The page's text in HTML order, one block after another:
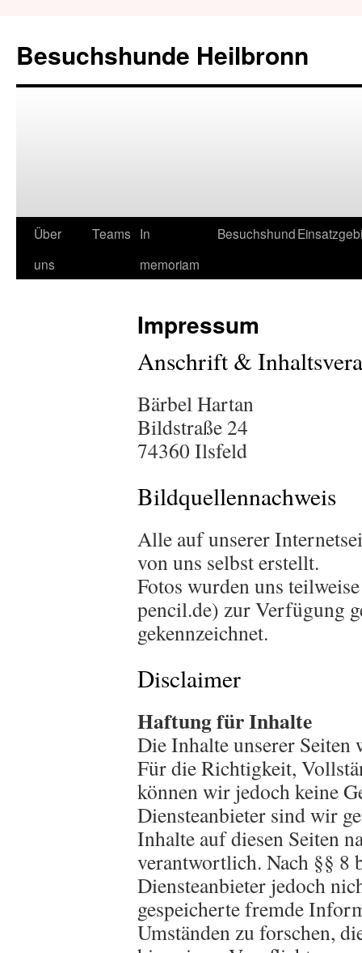
Besuchshunde Heilbronn
Über
uns
Teams In
memoriam
Besuchshund
Impressum
Anschrift &
Bärbel Hartan
Bildstraße 24
74360 Ilsfeld
Bildquellennachweis
Alle auf unserer
von uns selbst erstellt.
Fotos wurden uns
pencil.de) zur Verfügung
gekennzeichnet.
Disclaimer
Haftung für Inhalte
Die Inhalte unserer
Für die Richtigkeit,
können wir jedoch keine
Diensteanbieter sind wir
Inhalte auf diesen Seiten
verantwortlich. Nach §§ 8
Diensteanbieter jedoch
gespeicherte fremde
Umständen zu forschen,